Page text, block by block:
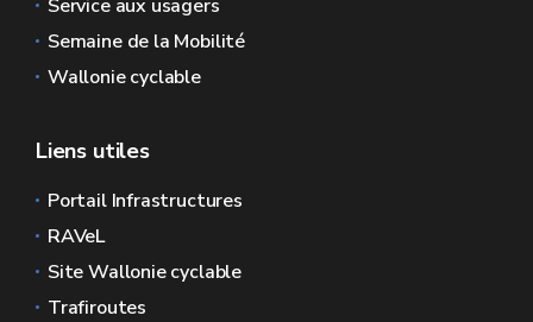
Service aux usagers
Semaine de la Mobilité
Wallonie cyclable
Liens utiles
Portail Infrastructures
RAVeL
Site Wallonie cyclable
Trafiroutes